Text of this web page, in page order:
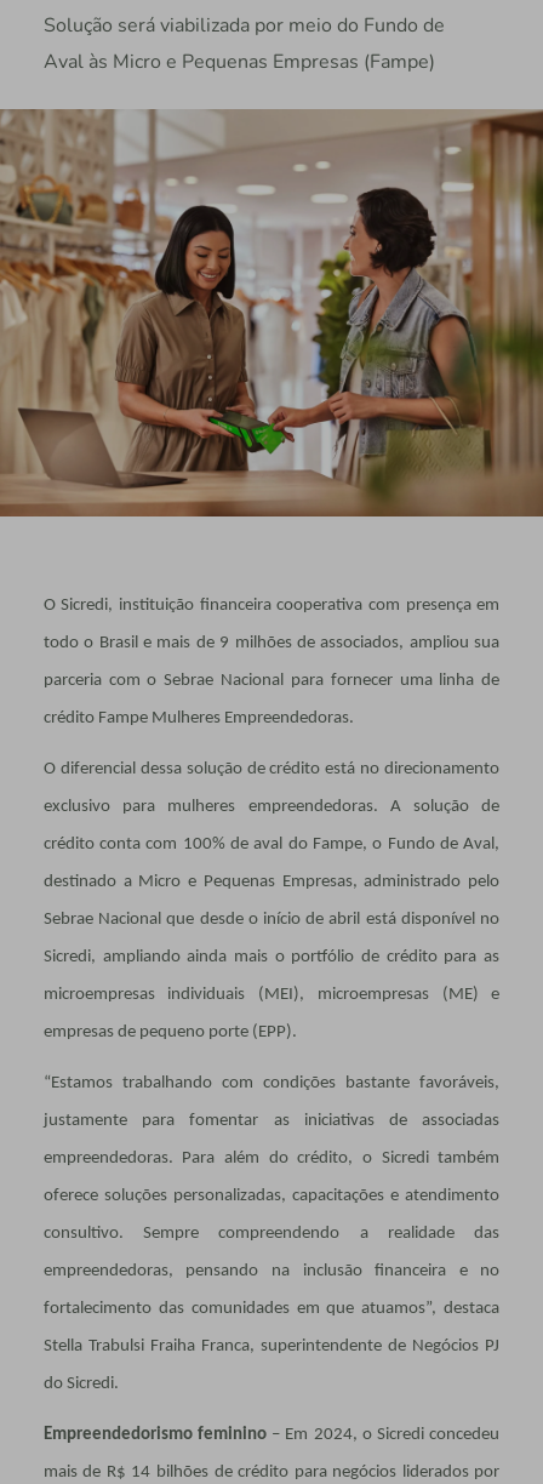
Solução será viabilizada por meio do Fundo de
Aval às Micro e Pequenas Empresas (Fampe)
O Sicredi, instituição financeira cooperativa com presença em
todo o Brasil e mais de 9 milhões de associados, ampliou sua
parceria com o Sebrae Nacional para fornecer uma linha de
crédito Fampe Mulheres Empreendedoras.
O diferencial dessa solução de crédito está no direcionamento
exclusivo para mulheres empreendedoras. A solução de
crédito conta com 100% de aval do Fampe, o Fundo de Aval,
destinado a Micro e Pequenas Empresas, administrado pelo
Sebrae Nacional que desde o início de abril está disponível no
Sicredi, ampliando ainda mais o portfólio de crédito para as
microempresas individuais (MEI), microempresas (ME) e
empresas de pequeno porte (EPP).
“Estamos trabalhando com condições bastante favoráveis,
justamente para fomentar as iniciativas de associadas
empreendedoras. Para além do crédito, o Sicredi também
oferece soluções personalizadas, capacitações e atendimento
consultivo. Sempre compreendendo a realidade das
empreendedoras, pensando na inclusão financeira e no
fortalecimento das comunidades em que atuamos”, destaca
Stella Trabulsi Fraiha Franca, superintendente de Negócios PJ
do Sicredi.
Empreendedorismo feminino – Em 2024, o Sicredi concedeu
mais de R$ 14 bilhões de crédito para negócios liderados por